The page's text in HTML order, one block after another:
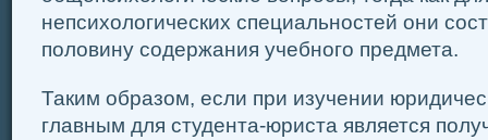
непсихологических специальностей они
половину содержания учебного предмета.
Таким образом, если при изучении
главным для студента-юриста является